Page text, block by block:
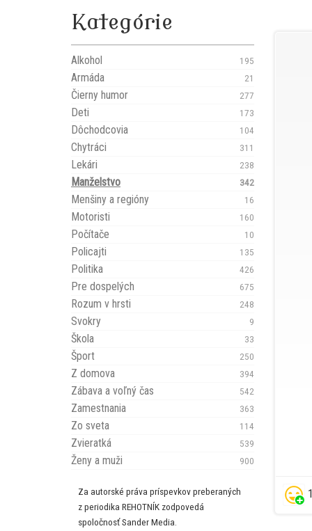
Kategórie
Alkohol 195
Armáda 21
Čierny humor 277
Deti 173
Dôchodcovia 104
Chytráci 311
Lekári 238
Manželstvo 342
Menšiny a regióny 16
Motoristi 160
Počítače 10
Policajti 135
Politika 426
Pre dospelých 675
Rozum v hrsti 248
Svokry 9
Škola 33
Šport 250
Z domova 394
Zábava a voľný čas 542
Zamestnania 363
Zo sveta 114
Zvieratká 539
Ženy a muži 900
Za autorské práva príspevkov preberaných
z periodika REHOTNÍK zodpovedá
spoločnosť Sander Media.